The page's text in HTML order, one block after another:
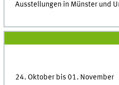
Ausstellungen in Münster und
24. Oktober bis 01. November